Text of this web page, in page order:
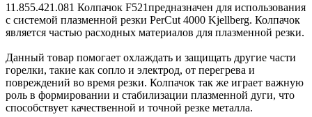
11.855.421.081 Колпачок F521предназначен для использования
с системой плазменной резки PerCut 4000 Kjellberg. Колпачок
является частью расходных материалов для плазменной резки.
Данный товар помогает охлаждать и защищать другие части
горелки, такие как сопло и электрод, от перегрева и
повреждений во время резки. Колпачок так же играет важную
роль в формировании и стабилизации плазменной дуги, что
способствует качественной и точной резке металла.